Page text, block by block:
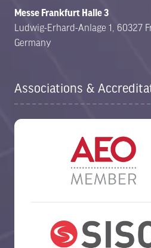
Messe Frankfurt Halle 3
Ludwig-Erhard-Anlage 1, 60327
Germany
Associations &